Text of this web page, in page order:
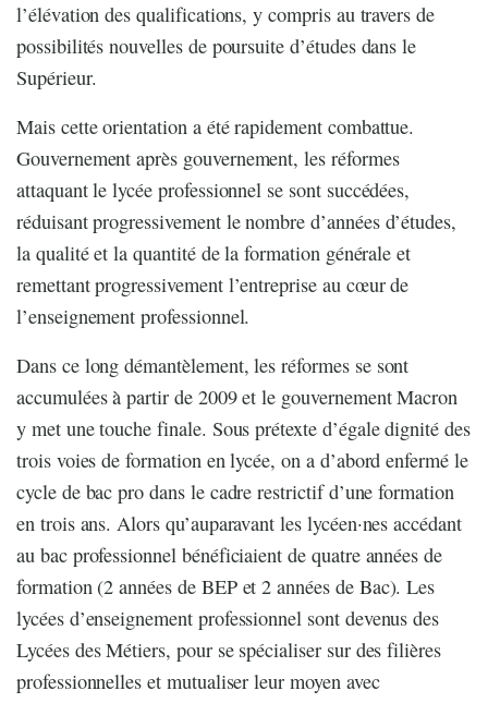
l’élévation des qualifications, y compris au travers de
possibilités nouvelles de poursuite d’études dans le
Supérieur.
Mais cette orientation a été rapidement combattue.
Gouvernement après gouvernement, les réformes
attaquant le lycée professionnel se sont succédées,
réduisant progressivement le nombre d’années d’études,
la qualité et la quantité de la formation générale et
remettant progressivement l’entreprise au cœur de
l’enseignement professionnel.
Dans ce long démantèlement, les réformes se sont
accumulées à partir de 2009 et le gouvernement Macron
y met une touche finale. Sous prétexte d’égale dignité des
trois voies de formation en lycée, on a d’abord enfermé le
cycle de bac pro dans le cadre restrictif d’une formation
en trois ans. Alors qu’auparavant les lycéen·nes accédant
au bac professionnel bénéficiaient de quatre années de
formation (2 années de BEP et 2 années de Bac). Les
lycées d’enseignement professionnel sont devenus des
Lycées des Métiers, pour se spécialiser sur des filières
professionnelles et mutualiser leur moyen avec